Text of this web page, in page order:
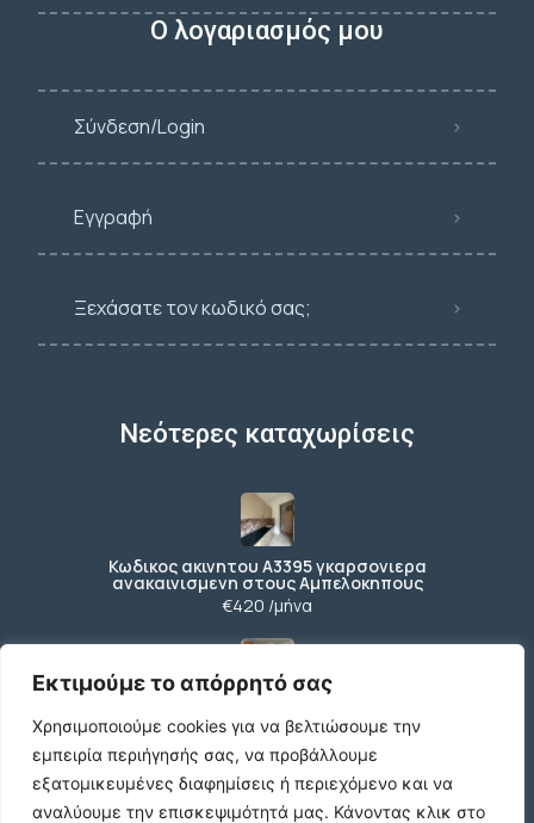
Εκτιμούμε το απόρρητό σας
Χρησιμοποιούμε cookies για να βελτιώσουμε την
εμπειρία περιήγησής σας, να προβάλλουμε
εξατομικευμένες διαφημίσεις ή περιεχόμενο και να
αναλύουμε την επισκεψιμότητά μας. Κάνοντας κλικ στο
Ο λογαριασμός μου
Σύνδεση/Login
Εγγραφή
Ξεχάσατε τον κωδικό σας;
Νεότερες καταχωρίσεις
Κωδικος ακινητου Α3395 γκαρσονιερα
ανακαινισμενη στους Αμπελοκηπους
€420 /μήνα
Αμπελοκηπους
€550 /μήνα